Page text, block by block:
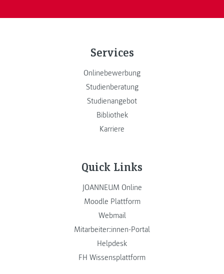
Services
Onlinebewerbung
Studienberatung
Studienangebot
Bibliothek
Karriere
Quick Links
JOANNEUM Online
Moodle Plattform
Webmail
Mitarbeiter:innen-Portal
Helpdesk
FH Wissensplattform